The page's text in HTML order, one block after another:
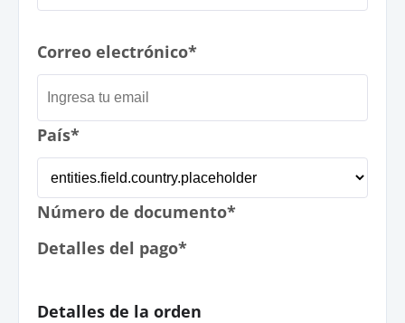
Correo electrónico*
País*
Número de documento*
Detalles del pago*
Detalles de la orden